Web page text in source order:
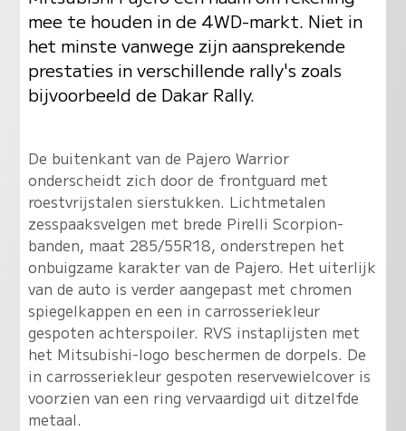
mee te houden in de 4WD-markt. Niet in
het minste vanwege zijn aansprekende
prestaties in verschillende rally's zoals
bijvoorbeeld de Dakar Rally.
De buitenkant van de Pajero Warrior
onderscheidt zich door de frontguard met
roestvrijstalen sierstukken. Lichtmetalen
zesspaaksvelgen met brede Pirelli Scorpion-
banden, maat 285/55R18, onderstrepen het
onbuigzame karakter van de Pajero. Het uiterlijk
van de auto is verder aangepast met chromen
spiegelkappen en een in carrosseriekleur
gespoten achterspoiler. RVS instaplijsten met
het Mitsubishi-logo beschermen de dorpels. De
in carrosseriekleur gespoten reservewielcover is
voorzien van een ring vervaardigd uit ditzelfde
metaal.